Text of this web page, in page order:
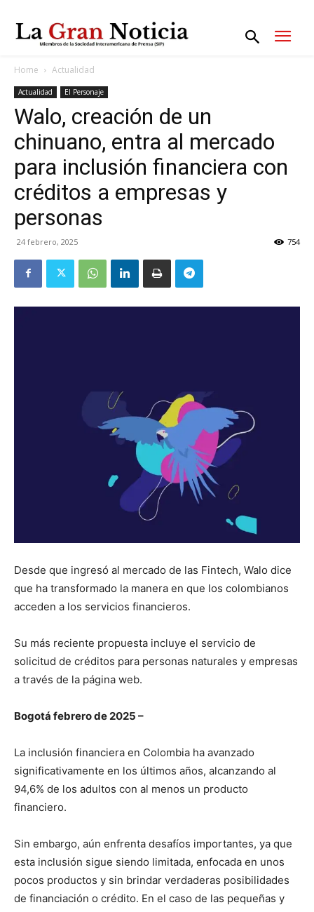
Home Actualidad
Actualidad El Personaje
Walo, creación de un
chinuano, entra al mercado
para inclusión financiera con
créditos a empresas y
personas
24 febrero, 2025 754
Desde que ingresó al mercado de las Fintech, Walo dice
que ha transformado la manera en que los colombianos
acceden a los servicios financieros.
Su más reciente propuesta incluye el servicio de
solicitud de créditos para personas naturales y empresas
a través de la página web.
Bogotá febrero de 2025 –
La inclusión financiera en Colombia ha avanzado
significativamente en los últimos años, alcanzando al
94,6% de los adultos con al menos un producto
financiero.
Sin embargo, aún enfrenta desafíos importantes, ya que
esta inclusión sigue siendo limitada, enfocada en unos
pocos productos y sin brindar verdaderas posibilidades
de financiación o crédito. En el caso de las pequeñas y